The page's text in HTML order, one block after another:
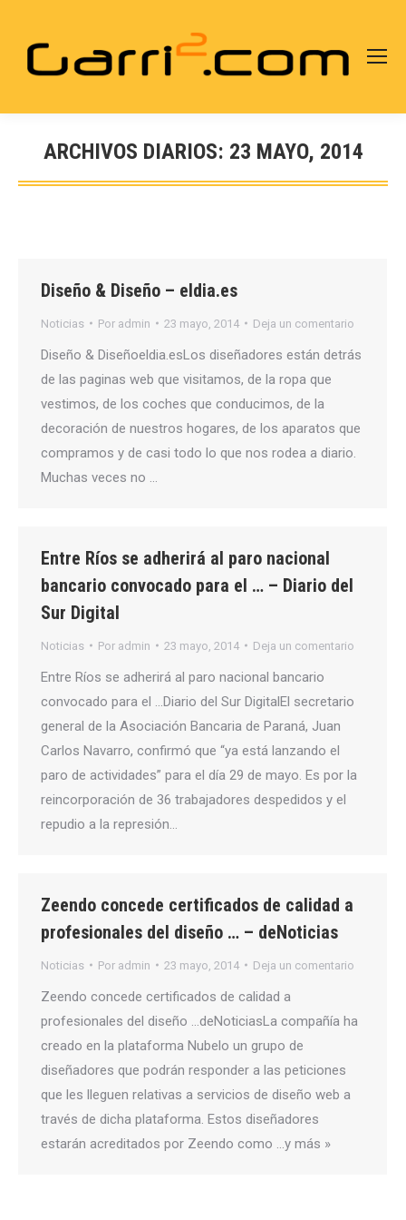
ARCHIVOS DIARIOS: 23 MAYO, 2014
Estás aquí:
Diseño & Diseño – eldia.es
Noticias Por admin 23 mayo, 2014 Deja un comentario
Diseño & Diseñoeldia.esLos diseñadores están detrás
de las paginas web que visitamos, de la ropa que
vestimos, de los coches que conducimos, de la
decoración de nuestros hogares, de los aparatos que
compramos y de casi todo lo que nos rodea a diario.
Muchas veces no …
Entre Ríos se adherirá al paro nacional
bancario convocado para el … – Diario del
Sur Digital
Noticias Por admin 23 mayo, 2014 Deja un comentario
Entre Ríos se adherirá al paro nacional bancario
convocado para el …Diario del Sur DigitalEl secretario
general de la Asociación Bancaria de Paraná, Juan
Carlos Navarro, confirmó que “ya está lanzando el
paro de actividades” para el día 29 de mayo. Es por la
reincorporación de 36 trabajadores despedidos y el
repudio a la represión…
Zeendo concede certificados de calidad a
profesionales del diseño … – deNoticias
Noticias Por admin 23 mayo, 2014 Deja un comentario
Zeendo concede certificados de calidad a
profesionales del diseño …deNoticiasLa compañía ha
creado en la plataforma Nubelo un grupo de
diseñadores que podrán responder a las peticiones
que les lleguen relativas a servicios de diseño web a
través de dicha plataforma. Estos diseñadores
estarán acreditados por Zeendo como …y más »